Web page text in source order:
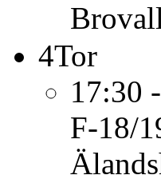
4Tor
17:30
F-18/